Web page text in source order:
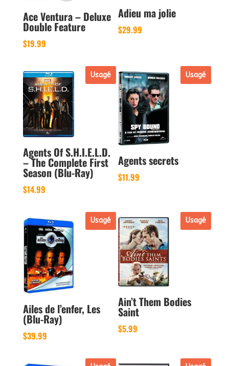
Ace Ventura – Deluxe
Double Feature
$19.99
Adieu ma jolie
$29.99
Usagé
Agents Of S.H.I.E.L.D.
– The Complete First
Season (Blu-Ray)
$14.99
Usagé
Agents secrets
$11.99
Usagé
Ailes de l’enfer, Les
(Blu-Ray)
$39.99
Usagé
Ain’t Them Bodies
Saint
$5.99